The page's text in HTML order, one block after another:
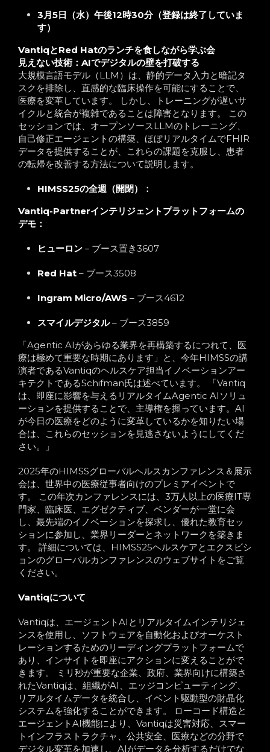
3月5日（水）午後12時30分（登録は終了していま
す）
VantiqとRed Hatのランチを食しながら学ぶ会
見えない技術：AIでデジタルの壁を打破する
大規模言語モデル（LLM）は、静的データ入力と暗記タ
スクを排除し、直感的な臨床操作を可能にすることで、
医療を変革しています。 しかし、トレーニングが遅いサ
イクルと統合が複雑であることは障害となります。 この
セッションでは、オープンソースLLMのトレーニング、
自己修正エージェントの構築、ほぼリアルタイムでFHIR
データを提供することが、これらの課題を克服し、患者
の転帰を改善する方法について説明します。
HIMSS25の全週（開閉）：
Vantiq-Partnerインテリジェントプラットフォームの
デモ：
ヒューロン － ブース置き3607
Red Hat – ブース3508
Ingram Micro/AWS – ブース4612
スマイルデジタル – ブース3859
「Agentic AIがあらゆる業界を再構築するにつれて、医
療は極めて重要な時期にあります」と、今年HIMSSの講
演者であるVantiqのヘルスケア担当イノベーションアー
キテクトであるSchifman氏は述べています。 「Vantiq
は、即座に影響を与えるリアルタイムAgentic AIソリュ
ーションを提供することで、主導権を握っています。AI
が今日の医療をどのように変革しているかを知りたい場
合は、これらのセッションを見逃さないようにしてくだ
さい。」
2025年のHIMSSグローバルヘルスカンファレンス＆展示
会は、世界中の医療従事者向けのプレミアイベントで
す。 この年次カンファレンスには、3万人以上の医療IT専
門家、臨床医、エグゼクティブ、ベンダーが一堂に会
し、最先端のイノベーションを探求し、優れた教育セッ
ションに参加し、業界リーダーとネットワークを築きま
す。 詳細については、HIMSS25ヘルスケアとエクスビシ
ョンのグローバルカンファレンスのウェブサイトをご覧
ください。
Vantiqについて
Vantiqは、エージェントAIとリアルタイムインテリジェ
ンスを使用し、ソフトウェアを自動化およびオーケスト
レーションするためのリーディングプラットフォームで
あり、インサイトを即座にアクションに変えることがで
きます。 ミリ秒が重要な企業、政府、業界向けに構築さ
れたVantiqは、組織がAI、エッジコンピューティング、
リアルタイムデータを統合し、イベント駆動型の財晶化
システムを強化することができます。 ローコード構造と
エージェントAI機能により、Vantiqは災害対応、スマー
トインフラストラクチャ、公共安全、医療などの分野で
デジタル変革を加速し、AIがデータを分析するだけでな